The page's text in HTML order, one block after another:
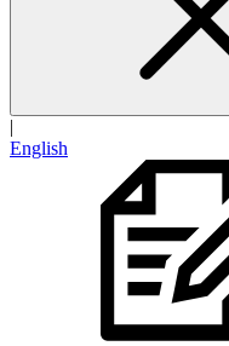
|
English